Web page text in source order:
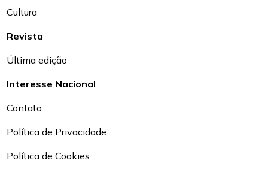
Cultura
Revista
Última edição
Interesse Nacional
Contato
Política de Privacidade
Política de Cookies